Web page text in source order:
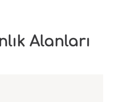
Alanları